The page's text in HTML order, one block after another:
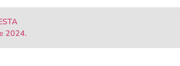
2024.